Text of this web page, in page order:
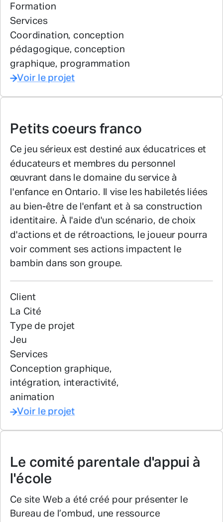
Formation
Services
Coordination, conception
pédagogique, conception
graphique, programmation
Voir le projet
Petits coeurs franco
Ce jeu sérieux est destiné aux éducatrices et
éducateurs et membres du personnel
œuvrant dans le domaine du service à
l'enfance en Ontario. Il vise les habiletés liées
au bien-être de l'enfant et à sa construction
identitaire. À l'aide d'un scénario, de choix
d'actions et de rétroactions, le joueur pourra
voir comment ses actions impactent le
bambin dans son groupe.
Client
La Cité
Type de projet
Jeu
Services
Conception graphique,
intégration, interactivité,
animation
Voir le projet
Le comité parentale d'appui à
l'école
Ce site Web a été créé pour présenter le
Bureau de l’ombud, une ressource